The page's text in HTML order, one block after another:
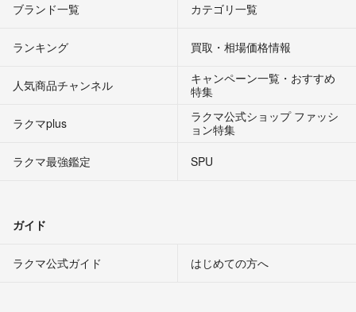
ブランド一覧 カテゴリ一覧
ランキング 買取・相場価格情報
人気商品チャンネル
キャンペーン一覧・おすすめ
特集
ラクマplus
ラクマ公式ショップ ファッシ
ョン特集
ラクマ最強鑑定
SPU
ガイド
ラクマ公式ガイド はじめての方へ